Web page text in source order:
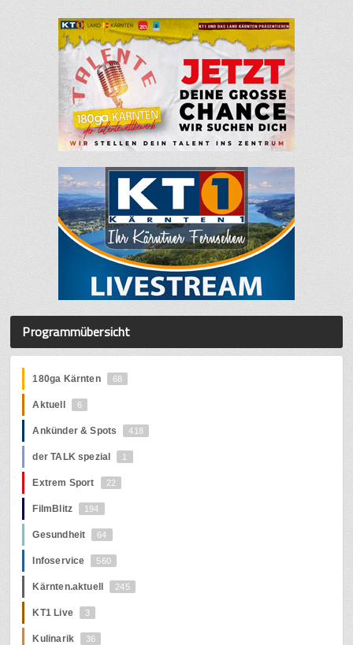
Programmübersicht
180ga Kärnten 68
Aktuell 6
Ankünder & Spots 418
der TALK spezial 1
Extrem Sport 22
FilmBlitz 194
Gesundheit 64
Infoservice 560
Kärnten.aktuell 245
KT1 Live 3
Kulinarik 36